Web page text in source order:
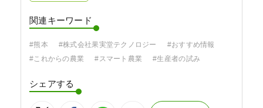
関連キーワード
#熊本 #株式会社果実堂テクノロジー
#おすすめ情報
#これからの農業
#スマート農業 #生産者の試み
シェアする